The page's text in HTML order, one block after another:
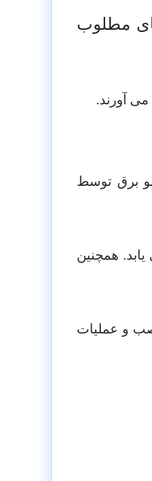
مطلوب
آورند.
برق توسط
همچنین
و عملیات